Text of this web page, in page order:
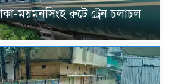
ময়মনসিংহ রুটে ট্রেন চলাচল